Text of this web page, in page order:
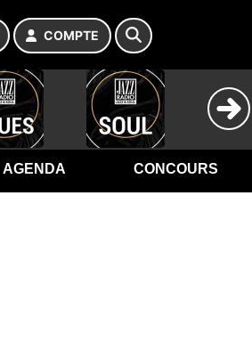
COMPTE
AGENDA CONCOURS